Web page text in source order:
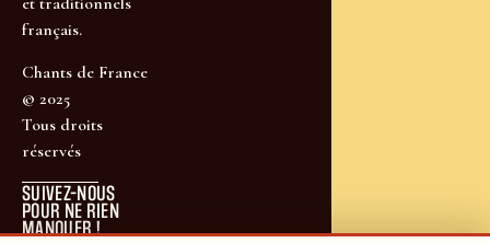
français.
Chants de France
© 2025
Tous droits
réservés
SUIVEZ-NOUS
POUR NE RIEN
MANQUER !